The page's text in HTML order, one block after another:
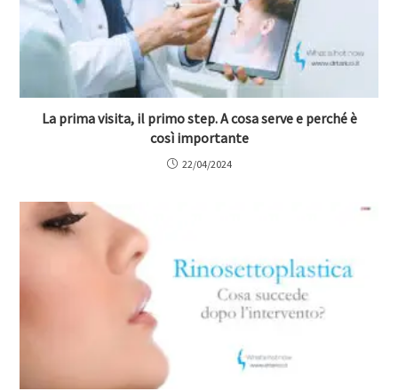
La prima visita, il primo step. A cosa serve e perché è
così importante
22/04/2024